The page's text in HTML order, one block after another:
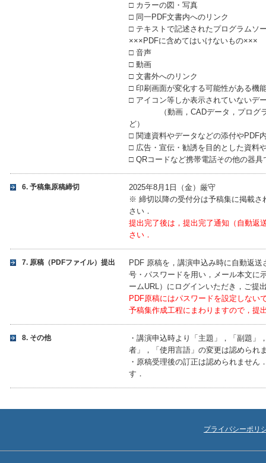
□ カラーの図・写真
□ 同一PDF文書内へのリンク
□ テキストで記述されたプログラムソ
×××PDFに含めてはいけないもの×××
□ 音声
□ 動画
□ 文書外へのリンク
□ 印刷画面が変化する可能性がある機
□ アイコン等しか表示されていないデ
（動画，CADデータ，プログラ
ど）
□ 関連資料やデータなどの添付やPDF
□ 広告・宣伝・勧誘を目的とした資料
□ QRコードなど携帯電話その他の器
6. 予稿集原稿締切
2025年8月1日（金）厳守
※ 締切以降の受付分は予稿集に掲載さ
さい．
提出完了後は，提出完了通知（自動返
さい．
7. 原稿（PDFファイル）提出
PDF 原稿を，講演申込み時に自動返
号・パスワードを用い，メール本文に
ームURL）にログインいただき，ご提
PDF原稿にはパスワードを設定しない
予稿集作成工程にまわりますので，提
8. その他
・講演申込時より「主題」，「副題」
者」，「使用言語」の変更は認められ
・原稿受理後の訂正は認められません
す．
プライバシーポリ